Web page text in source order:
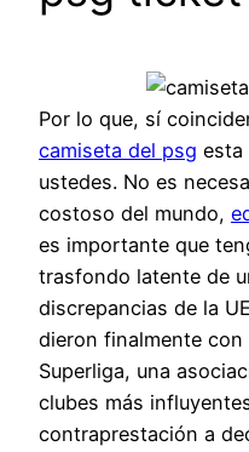
Por lo que, sí
camiseta del psg esta
ustedes. No es
costoso del mundo,
es importante que
trasfondo latente de
discrepancias de la
dieron finalmente
Superliga, una
clubes más
contraprestación a